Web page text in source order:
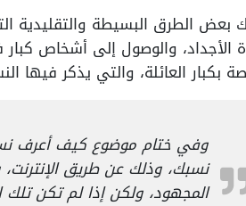
بعض الطرق البسيطة والتقليدية
الأجداد، والوصول إلى أشخاص
بكبار العائلة، والتي يذكر فيها
وفي ختام موضوع كيف أعرف
نسبك، وذلك عن طريق
المجهود، ولكن إذا لم تكن تلك